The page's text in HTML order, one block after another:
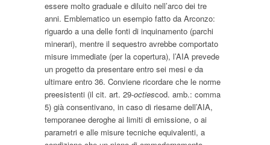
essere molto graduale e diluito nell’arco dei tre
anni. Emblematico un esempio fatto da Arconzo:
riguardo a una delle fonti di inquinamento (parchi
minerari), mentre il sequestro avrebbe comportato
misure immediate (per la copertura), l’AIA prevede
un progetto da presentare entro sei mesi e da
ultimare entro 36. Conviene ricordare che le norme
preesistenti (il cit. art. 29-octiescod. amb.: comma
5) già consentivano, in caso di riesame dell’AIA,
temporanee deroghe ai limiti di emissione, o ai
parametri e alle misure tecniche equivalenti, a